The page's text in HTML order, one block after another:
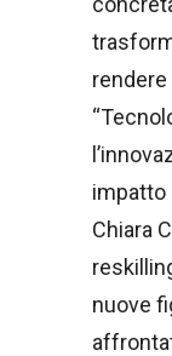
impatto
Chiara
nuove